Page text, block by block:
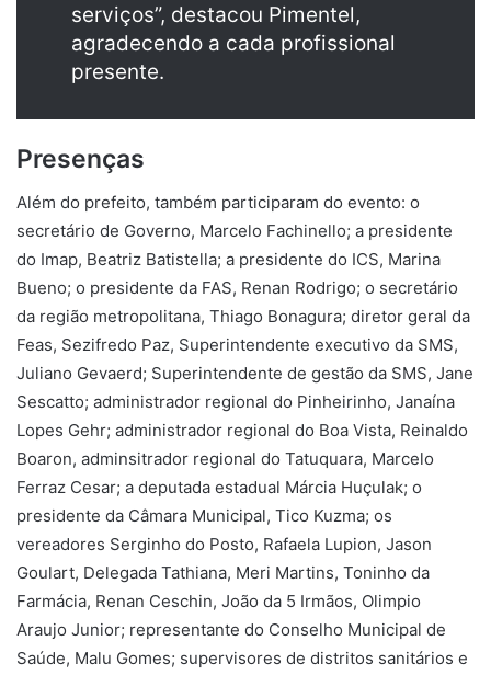
serviços”, destacou Pimentel,
agradecendo a cada profissional
presente.
Presenças
Além do prefeito, também participaram do evento: o
secretário de Governo, Marcelo Fachinello; a presidente
do Imap, Beatriz Batistella; a presidente do ICS, Marina
Bueno; o presidente da FAS, Renan Rodrigo; o secretário
da região metropolitana, Thiago Bonagura; diretor geral da
Feas, Sezifredo Paz, Superintendente executivo da SMS,
Juliano Gevaerd; Superintendente de gestão da SMS, Jane
Sescatto; administrador regional do Pinheirinho, Janaína
Lopes Gehr; administrador regional do Boa Vista, Reinaldo
Boaron, adminsitrador regional do Tatuquara, Marcelo
Ferraz Cesar; a deputada estadual Márcia Huçulak; o
presidente da Câmara Municipal, Tico Kuzma; os
vereadores Serginho do Posto, Rafaela Lupion, Jason
Goulart, Delegada Tathiana, Meri Martins, Toninho da
Farmácia, Renan Ceschin, João da 5 Irmãos, Olimpio
Araujo Junior; representante do Conselho Municipal de
Saúde, Malu Gomes; supervisores de distritos sanitários e